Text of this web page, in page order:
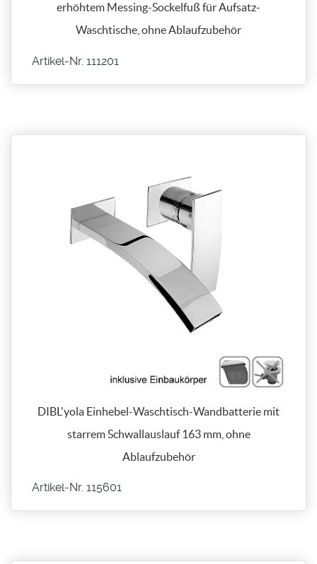
erhöhtem Messing-Sockelfuß für Aufsatz-
Waschtische, ohne Ablaufzubehör
Artikel-Nr. 111201
DIBL'yola Einhebel-Waschtisch-Wandbatterie mit
starrem Schwallauslauf 163 mm, ohne
Ablaufzubehör
Artikel-Nr. 115601